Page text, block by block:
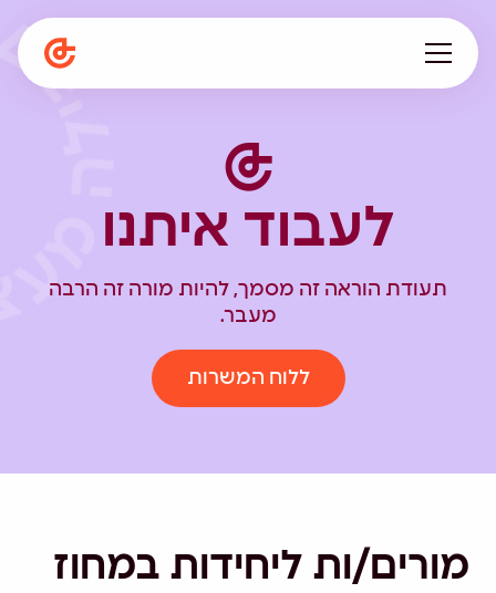
תפיסה חינוכית
המגזין
קריירה
לעבוד איתנו
תעודת הוראה זה מסמך, להיות מורה זה הרבה
מעבר.
ללוח המשרות
מורים/ות ליחידות במחוז